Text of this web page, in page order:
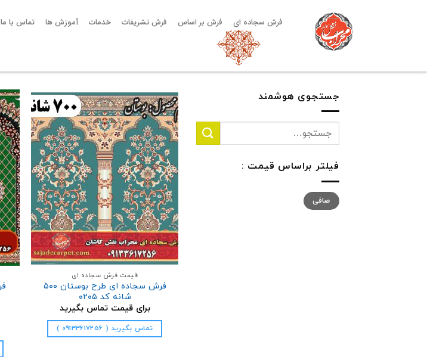
فرش سجاده ای فرش بر اساس فرش تشریفات خدمات آموزش ها تماس با ما
جستجوی هوشمند
فیلتر براساس قیمت :
صافی
افزودن
به
علاقه
مندی
ها
قیمت فرش سجاده ای
فرش سجاده ای طرح بوستان ۵۰۰
شانه کد ۰۲۰۵
برای قیمت تماس بگیرید
تماس بگیرید ( 09133617256 )